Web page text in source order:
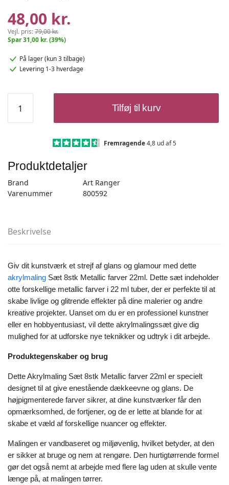
48,00 kr.
Vejl. pris:79,00 kr.
Spar 31,00 kr. (39%)
På lager(kun 3 tilbage)
Levering 1-3 hverdage
Sæt
8stk
antal
Tilføj til kurv
Fremragende4,8 ud af 5
Produktdetaljer
Brand
Art Ranger
Varenummer
800592
Beskrivelse
Giv dit kunstværk et strejf af glans og glamour med dette
akrylmaling Sæt 8stk Metallic farver 22ml. Dette sæt indeholder
otte forskellige metallic farver i 22 ml tuber, der er perfekte til at
skabe livlige og glitrende effekter på dine malerier og andre
kreative projekter. Uanset om du er en professionel kunstner
eller en hobbyentusiast, vil dette akrylmalingssæt give dig
mulighed for at udforske nye teknikker og udtryk i dit arbejde.
Produktegenskaber og brug
Dette Akrylmaling Sæt 8stk Metallic farver 22ml er specielt
designet til at give enestående dækkeevne og glans. De
højpigmenterede farver sikrer, at dine kunstværker får den
opmærksomhed, de fortjener, og de er lette at blande for at
skabe et væld af forskellige nuancer og effekter.
Malingen er vandbaseret og miljøvenlig, hvilket betyder, at den
er sikker at bruge og nem at rengøre. Den hurtigtørrende formel
gør det også nemt at arbejde med flere lag uden at skulle vente
længe på, at malingen tørrer.